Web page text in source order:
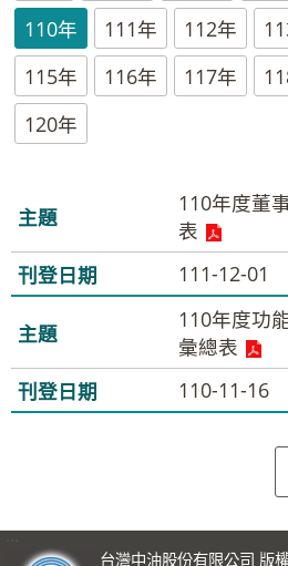
110年
111年 112年
115年
116年 117年
120年
110年度董
表
111-12-01
110年度功
彙總表
110-11-16
台灣中油股份有限公司 版